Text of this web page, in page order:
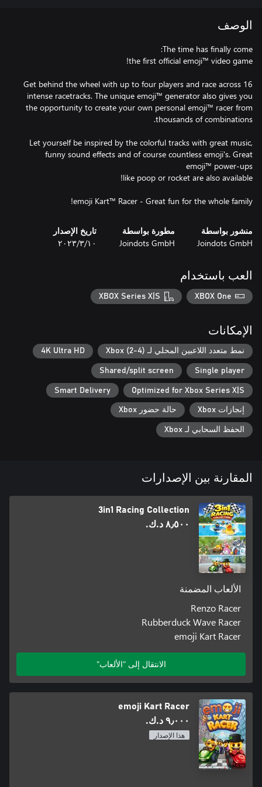
الوصف
Get behind the wheel with up to four players and race across 16
intense racetracks. The unique emoji™ generator also gives you
the opportunity to create your own personal emoji™ racer from
Let yourself be inspired by the colorful tracks with great music,
funny sound effects and of course countless emoji's. Great
emoji Kart™ Racer - Great fun for the whole family!
منشور بواسطة
Joindots GmbH
مطورة بواسطة
Joindots GmbH
تاريخ الإصدار
١٠‏/٣‏/٢٠٢٣
العب باستخدام
XBOX One
XBOX Series X|S
الإمكانات
نمط متعدد اللاعبين المحلي لـ Xbox (2-4) 4K Ultra HD
Single player
Shared/split screen
Optimized for Xbox Series X|S
Smart Delivery
إنجازات Xbox حالة حضور Xbox
الحفظ السحابي لـ Xbox
المقارنة بين الإصدارات
3in1 Racing Collection
٨٫٥٠٠ د.ك.‏
الألعاب المضمنة
Renzo Racer
Rubberduck Wave Racer
emoji Kart Racer
الانتقال إلى "الألعاب"
emoji Kart Racer
٩٫٠٠٠ د.ك.‏
هذا الإصدار